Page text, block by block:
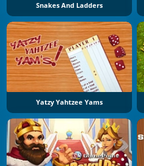
Snakes And Ladders
Yatzy Yahtzee Yams